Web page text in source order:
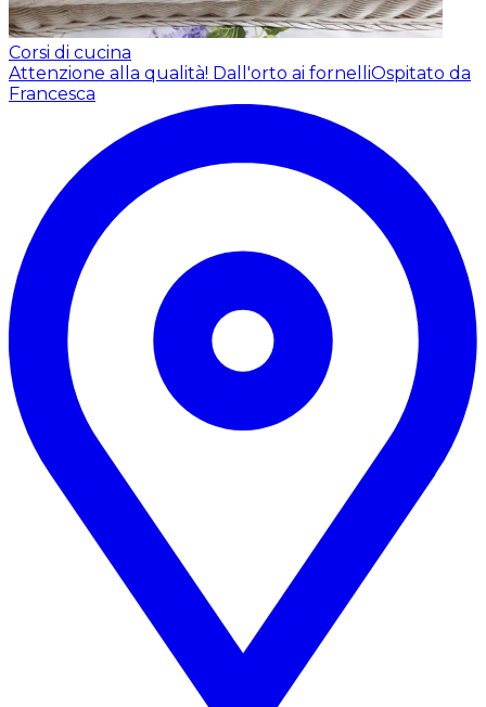
Corsi di cucina
Attenzione alla qualità! Dall'orto ai fornelliOspitato da
Francesca